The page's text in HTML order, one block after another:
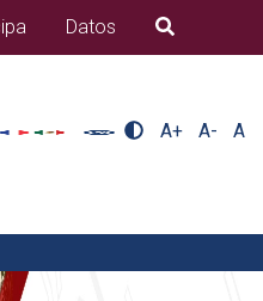
comando:Datos B�squeda
A+ A- A